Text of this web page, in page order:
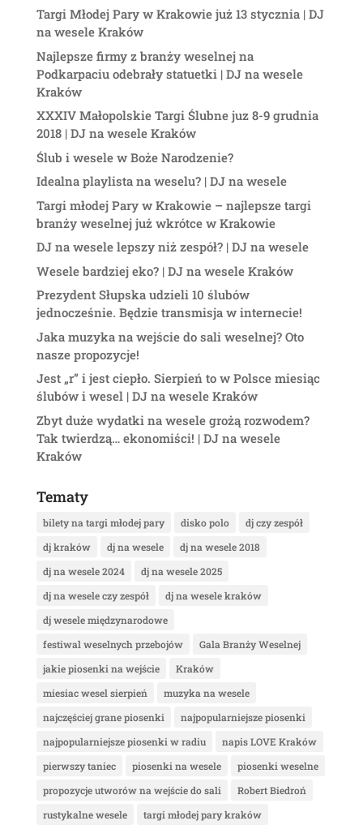
Targi Młodej Pary w Krakowie już 13 stycznia | DJ
na wesele Kraków
Najlepsze firmy z branży weselnej na
Podkarpaciu odebrały statuetki | DJ na wesele
Kraków
XXXIV Małopolskie Targi Ślubne juz 8-9 grudnia
2018 | DJ na wesele Kraków
Ślub i wesele w Boże Narodzenie?
Idealna playlista na weselu? | DJ na wesele
Targi młodej Pary w Krakowie – najlepsze targi
branży weselnej już wkrótce w Krakowie
DJ na wesele lepszy niż zespół? | DJ na wesele
Wesele bardziej eko? | DJ na wesele Kraków
Prezydent Słupska udzieli 10 ślubów
jednocześnie. Będzie transmisja w internecie!
Jaka muzyka na wejście do sali weselnej? Oto
nasze propozycje!
Jest „r” i jest ciepło. Sierpień to w Polsce miesiąc
ślubów i wesel | DJ na wesele Kraków
Zbyt duże wydatki na wesele grożą rozwodem?
Tak twierdzą… ekonomiści! | DJ na wesele
Kraków
Tematy
bilety na targi młodej pary disko polo
dj czy zespół
dj kraków
dj na wesele
dj na wesele 2018
dj na wesele 2024
dj na wesele 2025
dj na wesele czy zespół
dj na wesele kraków
dj wesele międzynarodowe
festiwal weselnych przebojów
Gala Branży Weselnej
jakie piosenki na wejście
Kraków
miesiac wesel sierpień
muzyka na wesele
najczęściej grane piosenki
najpopularniejsze piosenki
najpopularniejsze piosenki w radiu
napis LOVE Kraków
pierwszy taniec
piosenki na wesele
piosenki weselne
propozycje utworów na wejście do sali
Robert Biedroń
rustykalne wesele
targi młodej pary kraków